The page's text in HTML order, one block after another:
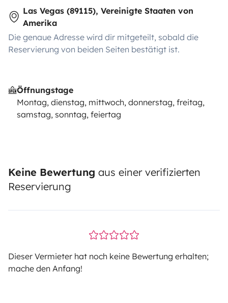
Las Vegas (89115), Vereinigte Staaten von
Amerika
Die genaue Adresse wird dir mitgeteilt, sobald die
Reservierung von beiden Seiten bestätigt ist.
Öffnungstage
Montag, dienstag, mittwoch, donnerstag, freitag,
samstag, sonntag, feiertag
Keine Bewertung aus einer verifizierten
Reservierung
Dieser Vermieter hat noch keine Bewertung erhalten;
mache den Anfang!